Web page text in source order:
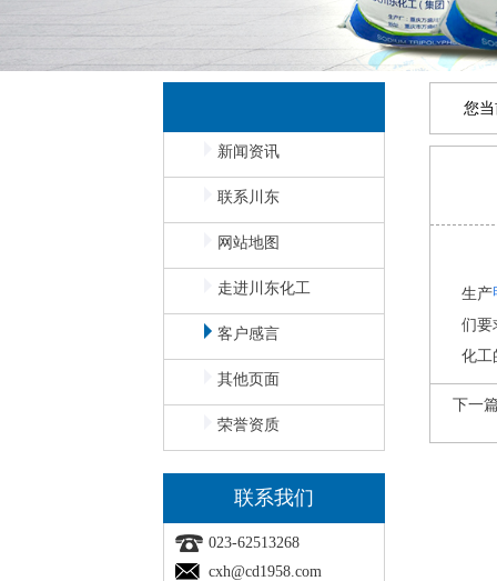
新闻资讯
联系川东
网站地图
走进川东化工
客户感言
其他页面
荣誉资质
联系我们
023-62513268
cxh@cd1958.com
您
生产
们要
化工
下一